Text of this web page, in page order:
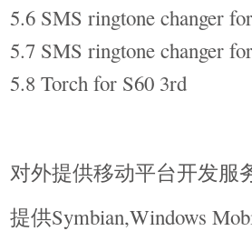
5.6 SMS ringtone changer
5.7 SMS ringtone changer
5.8 Torch for S60 3rd
对外提供移动平台开发服
提供Symbian,Windows